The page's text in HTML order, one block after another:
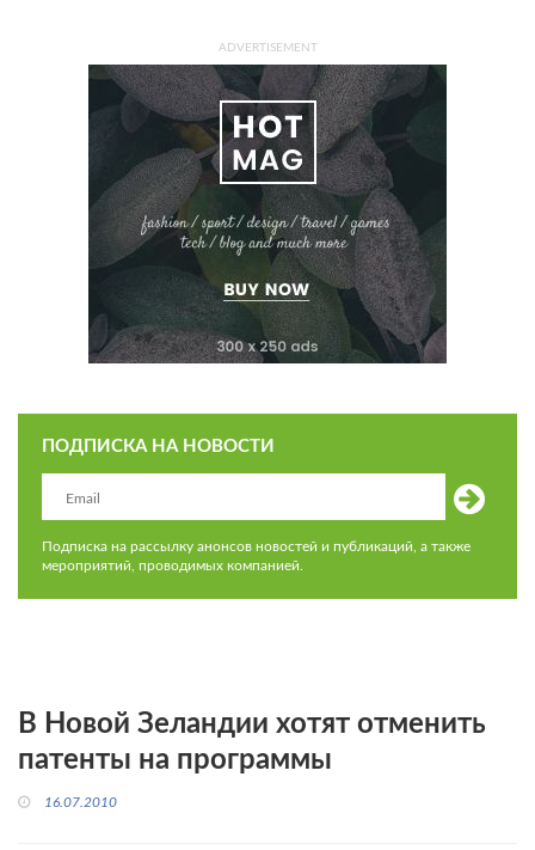
ADVERTISEMENT
ПОДПИСКА НА НОВОСТИ
Подписка на рассылку анонсов новостей и публикаций, а также
мероприятий, проводимых компанией.
В Новой Зеландии хотят отменить
патенты на программы
16.07.2010